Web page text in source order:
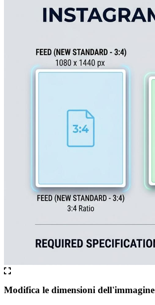
Modifica le dimensioni dell'immagine